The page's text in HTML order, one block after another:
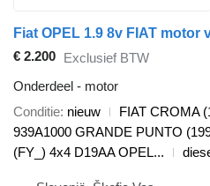
Fiat OPEL 1.9 8v FIAT motor
€ 2.200 Exclusief BTW
Onderdeel - motor
Conditie nieuw
FIAT CROMA
939A1000 GRANDE PUNTO
(FY_) 4x4 D19AA OPEL...